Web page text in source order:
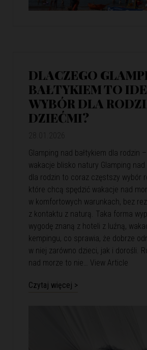
DLACZEGO
BAŁTYKIEM TO
WYBÓR DLA
DZIEĆMI?
Glamping nad bałtykiem dla rodzin
wakacje blisko natury Glamping nad
dla rodzin to coraz częstszy wybór
które chcą spędzić wakacje nad
w komfortowych warunkach, bez
z kontaktu z naturą. Taka forma
wygodę znaną z hoteli z luźną,
kempingu, co sprawia, że dobrze
w niej zarówno dzieci, jak i dorośli.
nad morze to nie… View Article
Czytaj więcej >